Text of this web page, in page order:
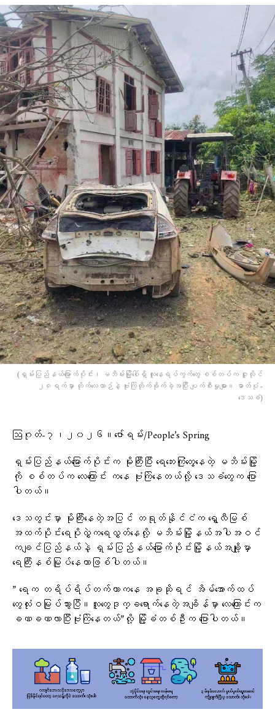
(ရှမ်းပြည်နယ်မြောက်ပိုင်း၊ မဘိမ်းမြို့ပေါ်ရှိ လူနေရပ်ကွက်တွေ စစ်တပ်က ဇူလိုင်
၂၈ရက်မှာ တိုက်လေယာဉ်နဲ့ ဗုံးကြဲတိုက်ခိုက်ခဲ့အပြီး ပျက်စီးမှုများ။ ဓာတ်ပုံ -
ဒေသခံ)
ဩဂုတ်-၇၊၂၀၂၆။ဇော်ရမ်း/People’s Spring
ရှမ်းပြည်နယ်မြောက်ပိုင်းက မိုးကြီးပြီး ရေဘေးကြုံတွေ့နေတဲ့ မဘိမ်းမြို့
ကို စစ်တပ်က လေကြောင်း ကနေ ဗုံးကြဲနေတယ်လို့ ဒေသခံတွေက ပြော
ပါတယ်။
ဒေသတွင်းမှာ မိုးကြီးနေတဲ့အပြင် တရုတ်နိုင်ငံက ရွှေလီမြစ်
အထက်ပိုင်းရေပိုလွှဲက​ရေလွှတ်နေလို့ မဘိမ်းမြို့နယ်အပါအဝင်
ကချင်ပြည်နယ်နဲ့ ရှမ်းပြည်နယ်မြောက်ပိုင်းမြို့နယ်အချို့မှာ
ရေကြီးနစ်မြုပ်နေတာဖြစ်ပါတယ်။
” ရေက တရိပ်ရိပ်တက်တာကနေ အခုဆိုရင် အိမ်အောက်ထပ်
တွေလုံးဝမြုပ်သွားပြီ။လူတွေဒုက္ခရောက်နေတဲ့အချိန်မှာ လေကြောင်းက
ခဏခဏလာပြီးဗုံးကြဲနေတယ်”လို့ မြို့ခံတစ်ဦးက ပြောပါတယ်။